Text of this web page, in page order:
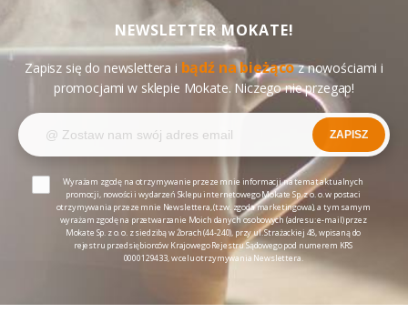
NEWSLETTER MOKATE!
Zapisz się do newslettera i bądź na bieżącoz nowościami i
promocjami w sklepie Mokate. Niczego nie przegap!
ZAPISZ
Wyrażam zgodę na otrzymywanie przeze mnie informacji na temat aktualnych
promocji, nowości i wydarzeń Sklepu internetowego Mokate Sp. z o. o. w postaci
otrzymywania przeze mnie Newslettera, (tzw. zgoda marketingowa), a tym samym
wyrażam zgodę na przetwarzanie Moich danych osobowych (adresu: e-mail) przez
Mokate Sp. z o. o. z siedzibą w Żorach (44-240), przy ul. Strażackiej 48, wpisaną do
rejestru przedsiębiorców Krajowego Rejestru Sądowego pod numerem KRS
0000129433, w celu otrzymywania Newslettera.